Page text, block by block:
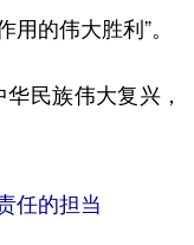
西藏
宁夏
的伟大胜利”。
民族伟大复兴，
任的担当